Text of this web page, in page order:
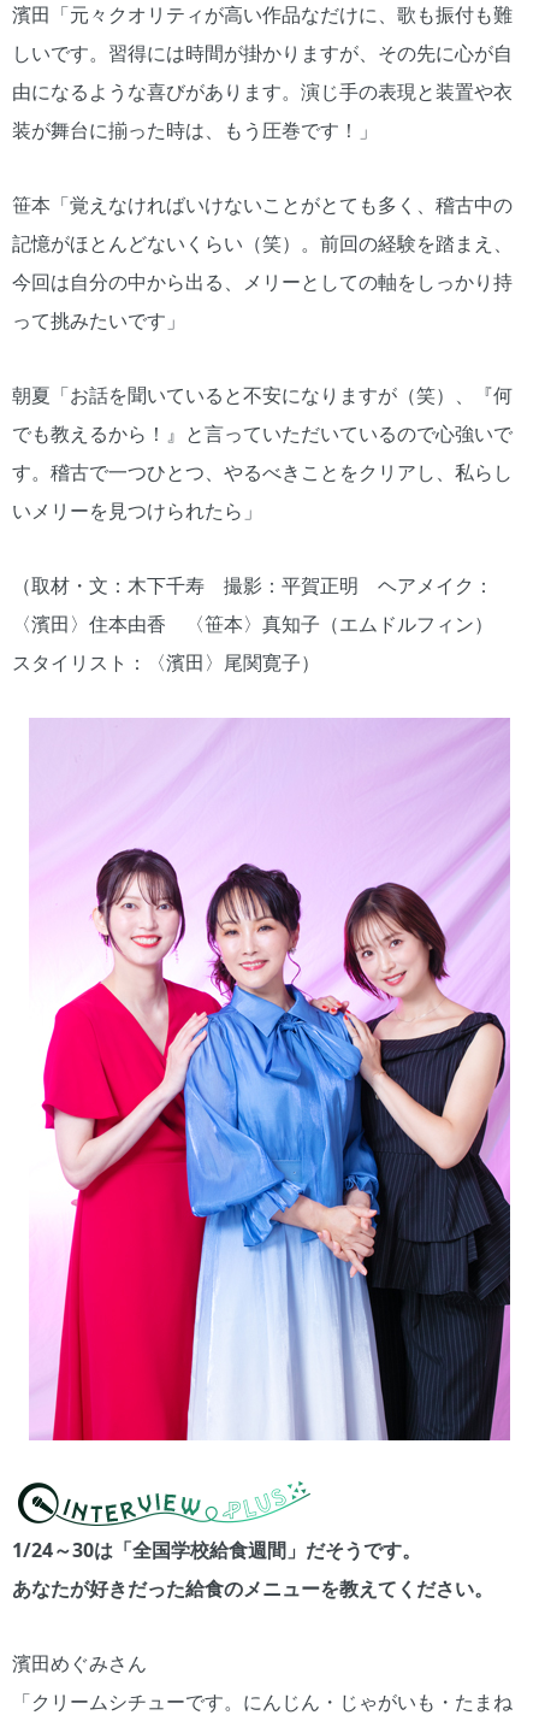
濱田「元々クオリティが高い作品なだけに、歌も振付も難
しいです。習得には時間が掛かりますが、その先に心が自
由になるような喜びがあります。演じ手の表現と装置や衣
装が舞台に揃った時は、もう圧巻です！」
笹本「覚えなければいけないことがとても多く、稽古中の
記憶がほとんどないくらい（笑）。前回の経験を踏まえ、
今回は自分の中から出る、メリーとしての軸をしっかり持
って挑みたいです」
朝夏「お話を聞いていると不安になりますが（笑）、『何
でも教えるから！』と言っていただいているので心強いで
す。稽古で一つひとつ、やるべきことをクリアし、私らし
いメリーを見つけられたら」
（取材・文：木下千寿 撮影：平賀正明 ヘアメイク：
〈濱田〉住本由香 〈笹本〉真知子（エムドルフィン）
スタイリスト：〈濱田〉尾関寛子）
1/24～30は「全国学校給食週間」だそうです。
あなたが好きだった給食のメニューを教えてください。
濱田めぐみさん
「クリームシチューです。にんじん・じゃがいも・たまね